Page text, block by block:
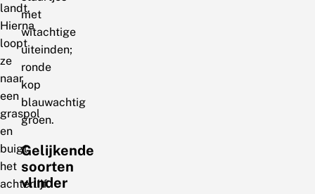
landt.
Hierna
loopt
ze
naar
een
graspol
en
buigt
het
achterlijf
met
witachtige
uiteinden;
ronde
kop
blauwachtig
groen.
Gelijkende
soorten
vlinder